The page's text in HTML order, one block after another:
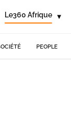
Le360 Afrique ▾
PEOPLE